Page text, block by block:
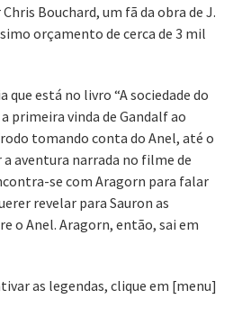
Bouchard, um fã da obra de J.
orçamento de cerca de 3 mil
está no livro “A sociedade do
primeira vinda de Gandalf ao
tomando conta do Anel, até o
aventura narrada no filme de
se com Aragorn para falar
revelar para Sauron as
o Anel. Aragorn, então, sai em
as legendas, clique em [menu]